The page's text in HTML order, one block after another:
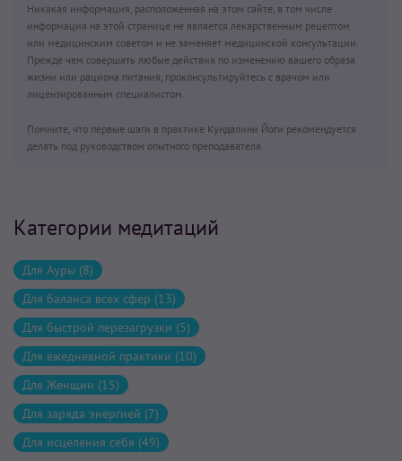
Никакая информация, расположенная на этом сайте, в том числе
информация на этой странице не является лекарственным рецептом
или медицинским советом и не заменяет медицинской консультации.
Прежде чем совершать любые действия по изменению вашего образа
жизни или рациона питания, проконсультируйтесь с врачом или
лицензированным специалистом.
Помните, что первые шаги в практике Кундалини Йоги рекомендуется
делать под руководством опытного преподавателя.
Категории медитаций
Для Ауры (8)
Для баланса всех сфер (13)
Для быстрой перезагрузки (5)
Для ежедневной практики (10)
Для Женщин (15)
Для заряда энергией (7)
Для исцеления себя (49)